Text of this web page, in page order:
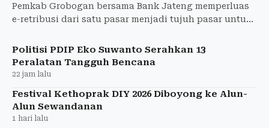
Pemkab Grobogan bersama Bank Jateng memperluas
e-retribusi dari satu pasar menjadi tujuh pasar untuk
Politisi PDIP Eko Suwanto Serahkan 13
Peralatan Tangguh Bencana
22 jam lalu
Festival Kethoprak DIY 2026 Diboyong ke Alun-
Alun Sewandanan
1 hari lalu